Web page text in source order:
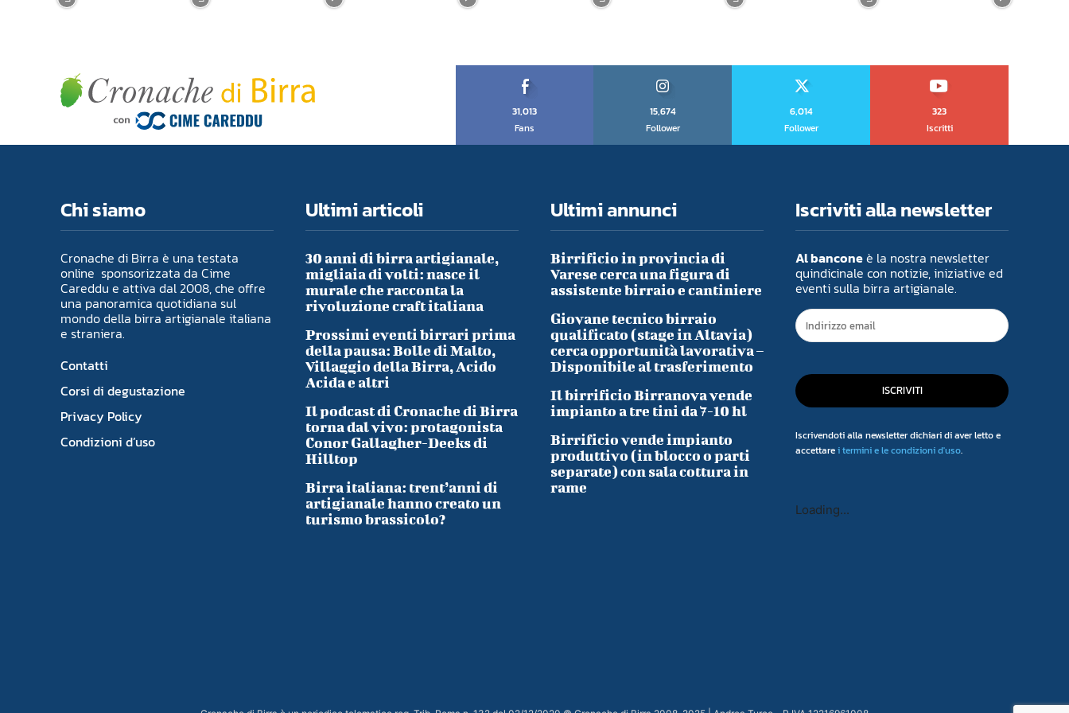
31,013
Fans
15,674
Follower
6,014
Follower
323
Iscritti
Chi siamo
Cronache di Birra è una testata
online sponsorizzata da Cime
Careddu e attiva dal 2008, che offre
una panoramica quotidiana sul
mondo della birra artigianale italiana
e straniera.
Contatti
Corsi di degustazione
Privacy Policy
Condizioni d’uso
Ultimi articoli
30 anni di birra artigianale,
migliaia di volti: nasce il
murale che racconta la
rivoluzione craft italiana
Prossimi eventi birrari prima
della pausa: Bolle di Malto,
Villaggio della Birra, Acido
Acida e altri
Il podcast di Cronache di Birra
torna dal vivo: protagonista
Conor Gallagher-Deeks di
Hilltop
Birra italiana: trent’anni di
artigianale hanno creato un
turismo brassicolo?
Ultimi annunci
Birrificio in provincia di
Varese cerca una figura di
assistente birraio e cantiniere
Giovane tecnico birraio
qualificato (stage in Altavia)
cerca opportunità lavorativa –
Disponibile al trasferimento
Il birrificio Birranova vende
impianto a tre tini da 7-10 hl
Birrificio vende impianto
produttivo (in blocco o parti
separate) con sala cottura in
rame
Iscriviti alla newsletter
Al banconeè la nostra newsletter
quindicinale con notizie, iniziative ed
eventi sulla birra artigianale.
ISCRIVITI
Iscrivendoti alla newsletter dichiari di aver letto e
accettarei termini e le condizioni d'uso.
Loading...